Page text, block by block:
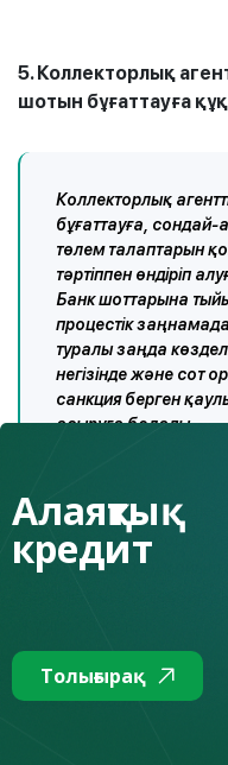
5. Коллекторлық
шотын бұғаттауға
Коллекторлық
бұғаттауға,
төлем талаптарын
тәртіппен өндіріп
Банк шоттарына
процестік
туралы заңда
негізінде және сот
санкция берген
асыруға болады.
Банк шотына шектеулер
деректеріңізді
уақытша шектеу
тізілімі арқылы
6. Коллекторлық
алуға құқылы ма?
Алаяқтық
кредит
Толығырақ